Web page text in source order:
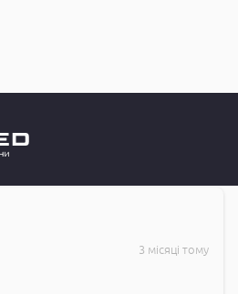
лікарю онлайн
3 місяці тому